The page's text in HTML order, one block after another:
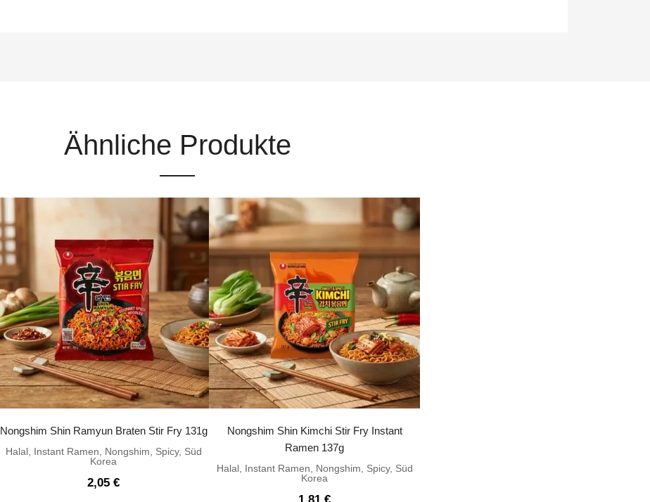
Ähnliche Produkte
Nongshim Shin Ramyun Braten Stir Fry 131g
Halal, Instant Ramen Nongshim Spicy, Süd
Korea
2,05 €
Nongshim Shin Kimchi Stir Fry Instant
Ramen 137g
Halal, Instant Ramen Nongshim Spicy, Süd
Korea